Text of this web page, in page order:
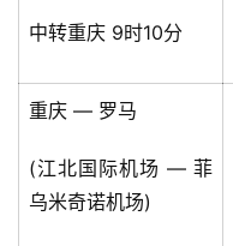
中转重庆 9时10分
重庆 — 罗马
(江北国际机场 — 菲
乌米奇诺机场)